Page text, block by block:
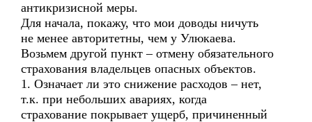
антикризисной меры.
Для начала, покажу, что мои доводы ничуть
не менее авторитетны, чем у Улюкаева.
Возьмем другой пункт – отмену обязательного
страхования владельцев опасных объектов.
1. Означает ли это снижение расходов – нет,
т.к. при небольших авариях, когда
страхование покрывает ущерб, причиненный